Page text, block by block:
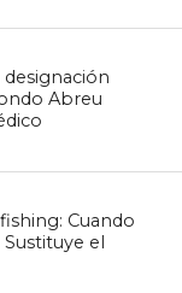
designación
Abreu
Cuando
el